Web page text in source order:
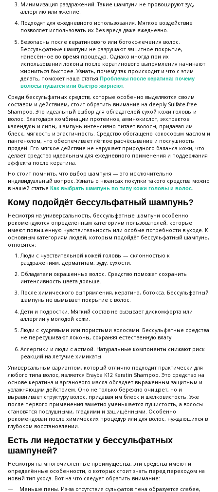
Минимизация раздражений. Такие шампуни не провоцируют зуд,
аллергию или жжение.
Подходят для ежедневного использования. Мягкое воздействие
позволяет использовать их без вреда даже ежедневно.
Безопасны после кератинового или ботокс-лечения волос.
Бессульфатные шампуни не разрушают защитное покрытие,
нанесённое во время процедур. Однако иногда при их
использовании локоны после кератинового выпрямления начинают
жирниться быстрее. Узнать, почему так происходит и что с этим
делать, поможет наша статья Проблемы после кератина: почему
волосы пушатся или быстро жирнеют
Среди бессульфатных средств, которые особенно выделяются своим
составом и действием, стоит обратить внимание на deeply Sulfate-free
Shampoo. Это идеальный выбор для обладателей сухой кожи головы и
волос. Благодаря комбинации протеинов, аминокислот, экстрактов
календулы и липы, шампунь интенсивно питает волосы, придавая им
блеск, мягкость и эластичность. Средство обогащено кокосовым маслом и
пантенолом, что обеспечивает лёгкое расчёсывание и послушность
прядей. Его мягкое действие не нарушает природного баланса кожи, что
делает средство идеальным для ежедневного применения и поддержания
эффекта после кератина.
Но стоит помнить, что выбор шампуня — это исключительно
индивидуальный вопрос. Узнать о нюансах покупки такого средства можно
в нашей статье Как выбрать шампунь по типу кожи головы и волос.
Кому подойдёт бессульфатный шампунь?
Несмотря на универсальность, бессульфатные шампуни особенно
рекомендуются определённым категориям пользователей, которые
имеют повышенную чувствительность или особые потребности в уходе. К
основным категориям людей, которым подойдёт бессульфатный шампунь,
относятся:
Люди с чувствительной кожей головы — склонностью к
раздражениям, дерматитам, зуду, сухости.
Обладатели окрашенных волос. Средство поможет сохранить
интенсивность цвета дольше.
После химического выпрямления, кератина, ботокса. Бессульфатный
шампунь не вымывает покрытие с волос.
Дети и подростки. Мягкий состав не вызывает дискомфорта или
аллергии у молодой кожи.
Люди с кудрявыми или пористыми волосами. Бессульфатные средства
не пересушивают локоны, сохраняя естественную влагу.
Аллергики и люди с астмой. Натуральные компоненты снижают риск
реакций на летучие химикаты.
Универсальным вариантом, который отлично подходит практически для
любого типа волос, является Erayba K12 Keratin Shampoo. Это средство на
основе кератина и арганового масла обладает выраженным защитным и
увлажняющим действием. Оно не только бережно очищает, но и
выравнивает структуру волос, придавая им блеск и шелковистость. Уже
после первого применения заметно уменьшается пушистость, а волосы
становятся послушными, гладкими и защищёнными. Особенно
рекомендован после химических процедур или для волос, нуждающихся в
глубоком восстановлении.
Есть ли недостатки у бессульфатных
шампуней?
Несмотря на многочисленные преимущества, эти средства имеют и
определённые особенности, о которых стоит знать перед переходом на
новый тип ухода. Вот на что следует обратить внимание:
Меньше пены. Из-за отсутствия сульфатов пена образуется слабее,